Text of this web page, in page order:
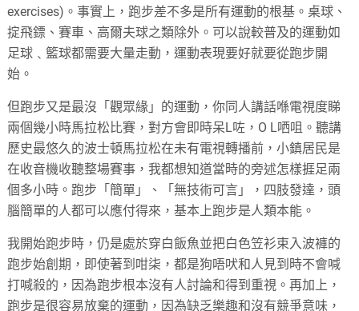
exercises)。事實上，跑步差不多是所有運動的根基。桌球、
掟飛鏢、賽車、高爾夫球之類除外。可以說較普及的運動如
足球﹑籃球都需要大量走動，運動表現要好就要從跑步開
始。
但跑步又是最沒「觀眾緣」的運動，你同人講話喺電視度睇
兩個幾小時馬拉松比賽，對方會即時呆L咗，O L哂咀。聽講
歷史最悠久的波士頓馬拉松在未有電視轉播前，小鎮居民是
在收音機收聽整場賽事，我都想知道當時的旁述怎樣捱足兩
個多小時。跑步「簡單」、「無技術可言」，四肢發達，頭
腦簡單的人都可以應付得來，基本上跑步是人類本能。
我開始跑步時，仍是處於穿白飯魚並把白色笠衫束入波褲的
跑步始創期，即使著到咁柒，都是狗唔吠和人見到時不會喊
打喊殺的，因為跑步根本沒有人討論和得到重視。再加上，
跑步是很容易放棄的運動，因為缺乏樂趣和沒有競爭意味，